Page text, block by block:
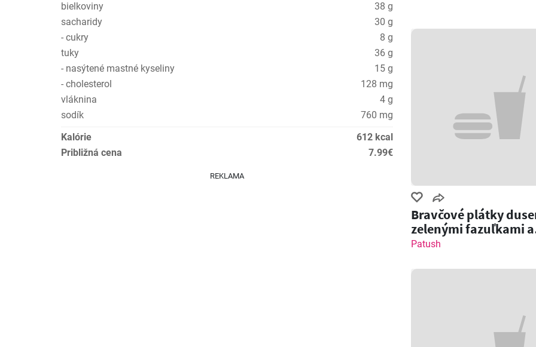
bielkoviny
38 g
sacharidy
30 g
- cukry
8 g
tuky
36 g
- nasýtené mastné kyseliny
15 g
- cholesterol
128 mg
vláknina
4 g
sodík
760 mg
Kalórie
612 kcal
Približná cena
7.99€
REKLAMA
Bravčové plátky
zelenými fazuľkami a
cícerom
Patush